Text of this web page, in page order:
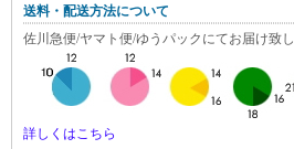
送料・配送方法について
佐川急便/ヤマト便/ゆうパックにてお届け致
詳しくはこちら